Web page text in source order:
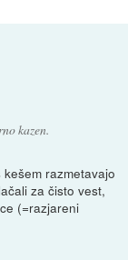
kazen.
razmetavajo
za čisto vest,
(=razjareni